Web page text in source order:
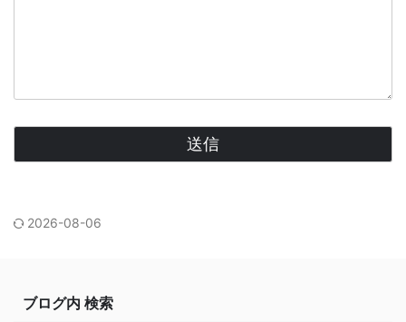
2026-08-06
ブログ内 検索